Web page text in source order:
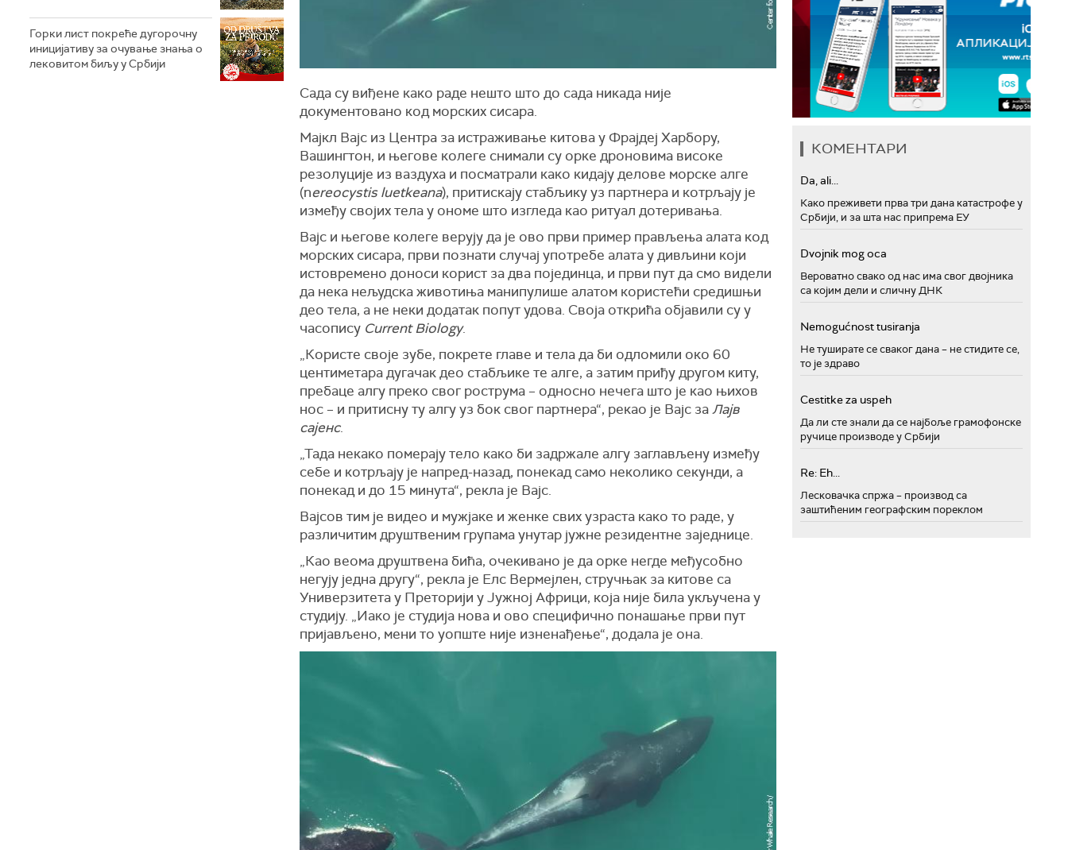
Горки лист покреће дугорочну
иницијативу за очување знања о
лековитом биљу у Србији
Сада су виђене како раде нешто што до сада никада није
документовано код морских сисара.
Мајкл Вајс из Центра за истраживање китова у Фрајдеј Харбору,
Вашингтон, и његове колеге снимали су орке дроновима високе
резолуције из ваздуха и посматрали како кидају делове морске алге
(nereocystis luetkeana), притискају стабљику уз партнера и котрљају је
између својих тела у ономе што изгледа као ритуал дотеривања.
Вајс и његове колеге верују да је ово први пример прављења алата код
морских сисара, први познати случај употребе алата у дивљини који
истовремено доноси корист за два појединца, и први пут да смо видели
да нека нељудска животиња манипулише алатом користећи средишњи
део тела, а не неки додатак попут удова. Своја открића објавили су у
часопису Current Biology.
„Користе своје зубе, покрете главе и тела да би одломили око 60
центиметара дугачак део стабљике те алге, а затим приђу другом киту,
пребаце алгу преко свог рострума – односно нечега што је као њихов
нос – и притисну ту алгу уз бок свог партнера“, рекао је Вајс заЛајв
сајенс.
„Тада некако померају тело како би задржале алгу заглављену између
себе и котрљају је напред-назад, понекад само неколико секунди, а
понекад и до 15 минута“, рекла је Вајс.
Вајсов тим је видео и мужјаке и женке свих узраста како то раде, у
различитим друштвеним групама унутар јужне резидентне заједнице.
„Као веома друштвена бића, очекивано је да орке негде међусобно
негују једна другу“, рекла је Елс Вермејлен, стручњак за китове са
Универзитета у Преторији у Јужној Африци, која није била укључена у
студију. „Иако је студија нова и ово специфично понашање први пут
пријављено, мени то уопште није изненађење“, додала је она.
КОМЕНТАРИ
Da, ali...
Како преживети прва три дана катастрофе у
Србији, и за шта нас припрема ЕУ
Dvojnik mog oca
Вероватно свако од нас има свог двојника
са којим дели и сличну ДНК
Nemogućnost tusiranja
Не туширате се сваког дана – не стидите се,
то је здраво
Cestitke za uspeh
Да ли сте знали да се најбоље грамофонске
ручице производе у Србији
Re: Eh...
Лесковачка спржа – производ са
заштићеним географским пореклом